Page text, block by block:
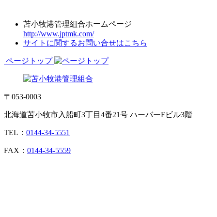
苫小牧港管理組合ホームページ
http://www.jptmk.com/
サイトに関するお問い合せはこちら
ページトップ
〒053-0003
北海道苫小牧市入船町3丁目4番21号 ハーバーFビル3階
TEL： 0144-34-5551
FAX： 0144-34-5559